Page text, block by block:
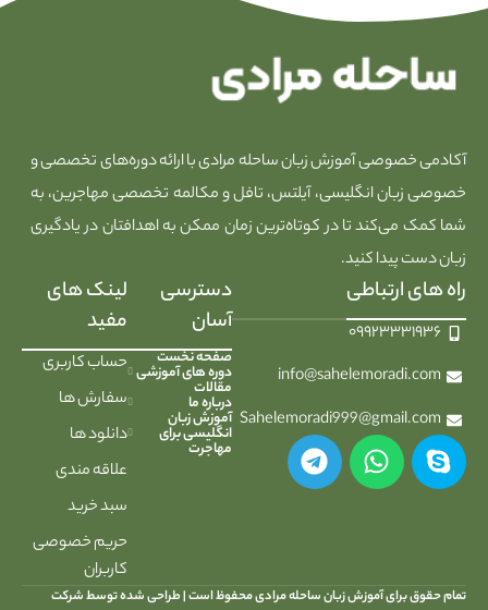
آکادمی خصوصی آموزش زبان ساحله مرادی با ارائه دوره‌های تخصصی و
خصوصی زبان انگلیسی، آیلتس، تافل و مکالمه تخصصی مهاجرین، به
شما کمک می‌کند تا در کوتاه‌ترین زمان ممکن به اهدافتان در یادگیری
زبان دست پیدا کنید.
راه های ارتباطی
۰۹۹۲۳۳۳۱۹۳۶
info@sahelemoradi.com
Sahelemoradi999@gmail.com
دسترسی
آسان
صفحه نخست
دوره های آموزشی
مقالات
درباره ما
آموزش زبان
انگلیسی برای
مهاجرت
لینک های
مفید
حساب کاربری
سفارش ها
دانلود ها
علاقه مندی
سبد خرید
حریم خصوصی
کاربران
تمام حقوق برای آموزش زبان ساحله مرادی محفوظ است |طراحی شده توسط شرکت